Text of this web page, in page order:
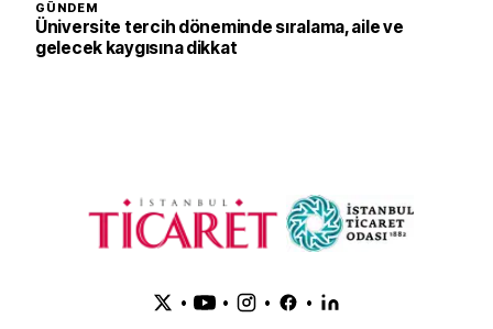
GÜNDEM
Üniversite tercih döneminde sıralama, aile ve
gelecek kaygısına dikkat
• • • •